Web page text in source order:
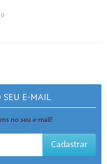
0
SEU E-MAIL
no seu e-mail!
Cadastrar